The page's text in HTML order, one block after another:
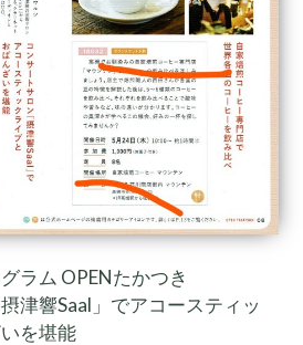
ラム OPENたかつき
津響Saal」でアコースティッ
を堪能